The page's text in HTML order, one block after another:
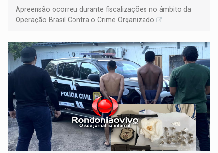
Apreensão ocorreu durante fiscalizações no âmbito da
Operação Brasil Contra o Crime Organizado